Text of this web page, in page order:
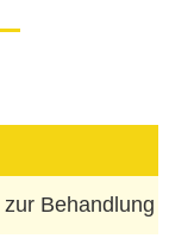
Behandlung